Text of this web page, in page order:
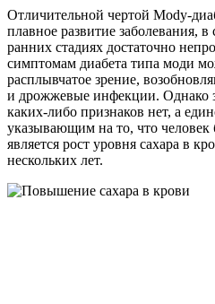
Отличительной чертой Mody-
плавное развитие заболевания, в
ранних стадиях достаточно
симптомам диабета типа моди
расплывчатое зрение,
и дрожжевые инфекции. Однако
каких-либо признаков нет, а
указывающим на то, что человек
является рост уровня сахара в
нескольких лет.